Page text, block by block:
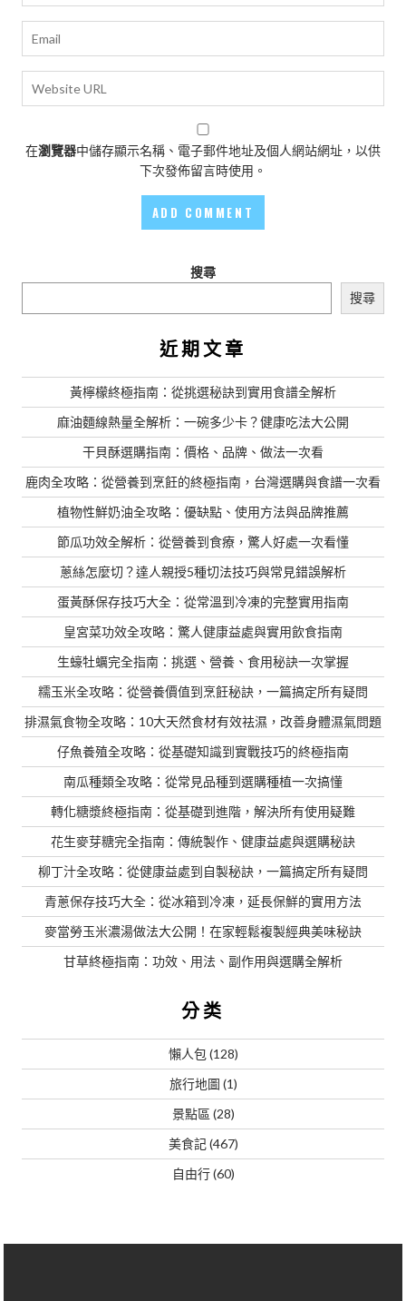
在瀏覽器中儲存顯示名稱、電子郵件地址及個人網站網址，以供
下次發佈留言時使用。
搜尋
搜尋
近期文章
黃檸檬終極指南：從挑選秘訣到實用食譜全解析
麻油麵線熱量全解析：一碗多少卡？健康吃法大公開
干貝酥選購指南：價格、品牌、做法一次看
鹿肉全攻略：從營養到烹飪的終極指南，台灣選購與食譜一次看
植物性鮮奶油全攻略：優缺點、使用方法與品牌推薦
節瓜功效全解析：從營養到食療，驚人好處一次看懂
蔥絲怎麼切？達人親授5種切法技巧與常見錯誤解析
蛋黃酥保存技巧大全：從常溫到冷凍的完整實用指南
皇宮菜功效全攻略：驚人健康益處與實用飲食指南
生蠔牡蠣完全指南：挑選、營養、食用秘訣一次掌握
糯玉米全攻略：從營養價值到烹飪秘訣，一篇搞定所有疑問
排濕氣食物全攻略：10大天然食材有效祛濕，改善身體濕氣問題
仔魚養殖全攻略：從基礎知識到實戰技巧的終極指南
南瓜種類全攻略：從常見品種到選購種植一次搞懂
轉化糖漿終極指南：從基礎到進階，解決所有使用疑難
花生麥芽糖完全指南：傳統製作、健康益處與選購秘訣
柳丁汁全攻略：從健康益處到自製秘訣，一篇搞定所有疑問
青蔥保存技巧大全：從冰箱到冷凍，延長保鮮的實用方法
麥當勞玉米濃湯做法大公開！在家輕鬆複製經典美味秘訣
甘草終極指南：功效、用法、副作用與選購全解析
分类
懶人包 (128)
旅行地圖 (1)
景點區 (28)
美食記(467)
自由行(60)